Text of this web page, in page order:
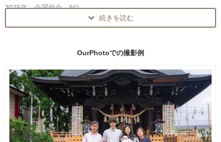
衣装（産着）の貸し出し・着付け相談からポージング提案まで全て
【入園卒園・入学卒業、1位を受賞】
OurPhoto Award 2021
「その他」部門で、満開の桜で撮影したランドセルフォトが、1位に
選ばれました。
https://our-photo.co/award/photo2021
3児のパパフォトグラファーの視点から、お子様の緊張を解き、ラン
ドセルや制服姿の「今」しかない輝きを最高の一枚に残します。
2025年 全国総合 8位
2025年 お気に入り登録数 10位
🎉OurPhoto Award 2023
「お宮参り・お食い初め・百日祝い」部門 1位に選ばれました
https://our-photo.co/award/photo2023
🎊OurPhoto Award 2022
「お宮参り・お食い初め・百日祝い」部門 1位に選ばれました
https://our-photo.co/award/photo2022
続きを読む
OurPhotoでの撮影例